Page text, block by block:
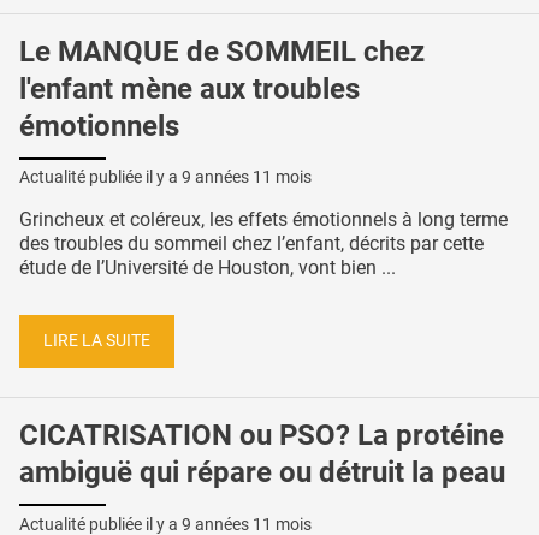
Le MANQUE de SOMMEIL chez
l'enfant mène aux troubles
émotionnels
Actualité publiée il y a 9 années 11 mois
Grincheux et coléreux, les effets émotionnels à long terme
des troubles du sommeil chez l’enfant, décrits par cette
étude de l’Université de Houston, vont bien ...
LIRE LA SUITE
CICATRISATION ou PSO? La protéine
ambiguë qui répare ou détruit la peau
Actualité publiée il y a 9 années 11 mois